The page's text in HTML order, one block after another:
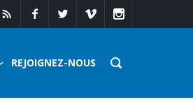
REJOIGNEZ-NOUS